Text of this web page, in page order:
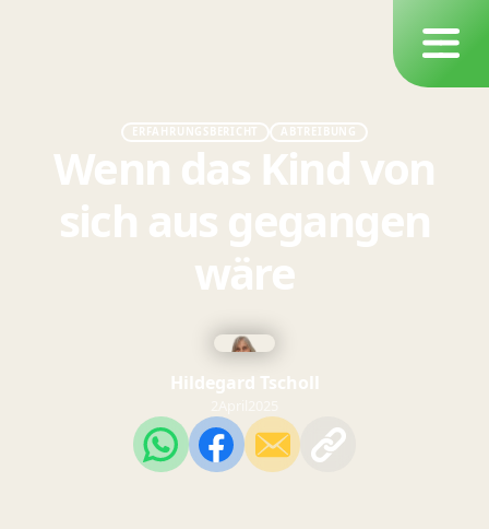
ERFAHRUNGSBERICHT ABTREIBUNG
Wenn das Kind von
sich aus gegangen
wäre
Hildegard Tscholl